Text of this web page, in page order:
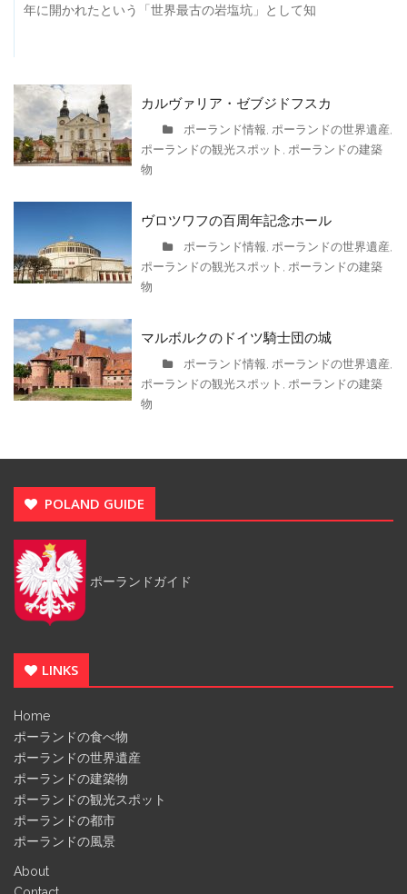
年に開かれたという「世界最古の岩塩坑」として知
カルヴァリア・ゼブジドフスカ
ポーランド情報, ポーランドの世界遺産,
ポーランドの観光スポット , ポーランドの建築
物
ヴロツワフの百周年記念ホール
ポーランド情報, ポーランドの世界遺産,
ポーランドの観光スポット , ポーランドの建築
物
マルボルクのドイツ騎士団の城
ポーランド情報, ポーランドの世界遺産,
ポーランドの観光スポット , ポーランドの建築
物
POLAND GUIDE
ポーランドガイド
LINKS
Home
ポーランドの食べ物
ポーランドの世界遺産
ポーランドの建築物
ポーランドの観光スポット
ポーランドの都市
ポーランドの風景
About